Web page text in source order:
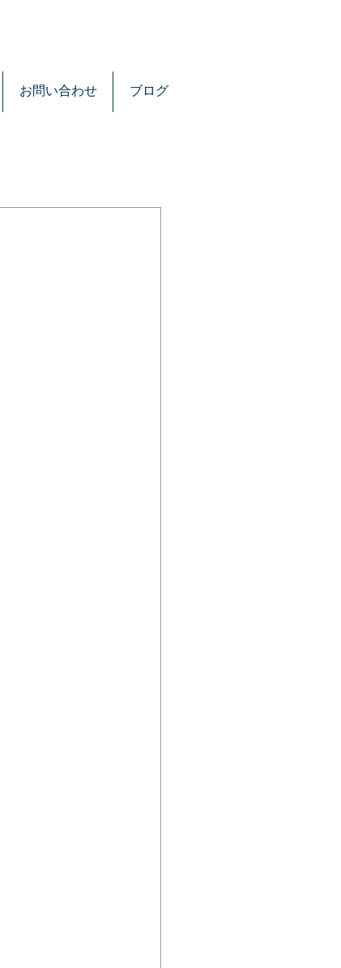
お問い合わせ ブログ